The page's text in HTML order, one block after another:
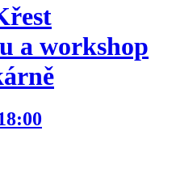
a workshop